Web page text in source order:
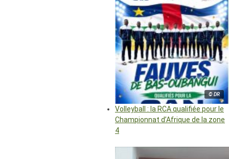
© DR
Volleyball : la RCA qualifiée pour le
Championnat d’Afrique de la zone
4